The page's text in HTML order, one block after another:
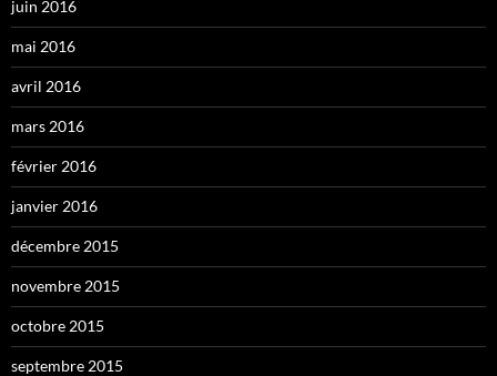
juin 2016
mai 2016
avril 2016
mars 2016
février 2016
janvier 2016
décembre 2015
novembre 2015
octobre 2015
septembre 2015